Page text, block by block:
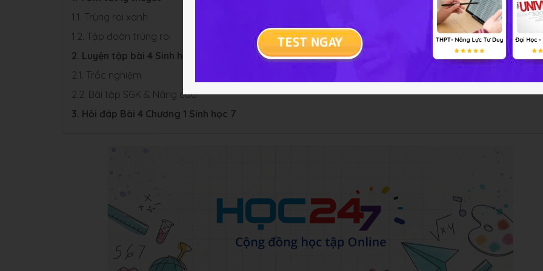
1.1. Trùng roi xanh
1.2. Tập đoàn trùng roi
2. Luyện tập bài 4 Sinh học 7
2.1. Trắc nghiệm
2.2. Bài tập SGK & Nâng cao
3. Hỏi đáp Bài 4 Chương 1 Sinh học 7